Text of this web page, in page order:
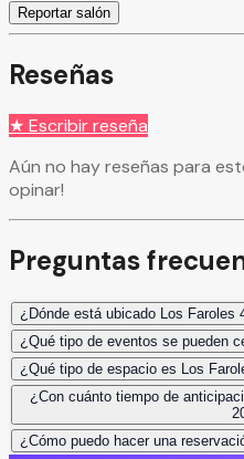
Reportar salón
Reseñas
★ Escribir reseña
Aún no hay reseñas para
opinar!
Preguntas
¿Dónde está ubicado Los Faroles
¿Qué tipo de eventos se pueden
¿Qué tipo de espacio es Los
¿Con cuánto tiempo de
¿Cómo puedo hacer una